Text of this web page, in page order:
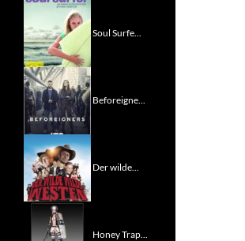
Soul Surfe...
Beforeigne...
Der wilde...
Honey Trap...